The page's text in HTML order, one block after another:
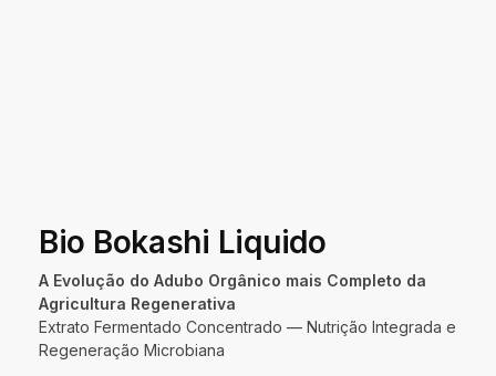
Bio Bokashi Liquido
A Evolução do Adubo Orgânico mais Completo da
Agricultura Regenerativa
Extrato Fermentado Concentrado — Nutrição Integrada e
Regeneração Microbiana